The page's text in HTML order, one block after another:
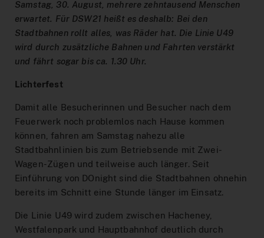
Service im Fahrzeug
Barrierefreiheit
AnrufSammelTaxi
Führerscheinaktion
Interaktiver Liniennetzplan
Netzplan zum Einbinden
Foto- und Drehgenehmigungen
Vorteilswelt
Downloads
Karriere
Blog
Leichte Sprache
Interaktiver Liniennetzplan
Zum Ticketshop
News/Presse
Samstag, 30. August, mehrere zehntausend Menschen
erwartet. Für DSW21 heißt es deshalb: Bei den
Stadtbahnen rollt alles, was Räder hat. Die Linie U49
wird durch zusätzliche Bahnen und Fahrten verstärkt
und fährt sogar bis ca. 1.30 Uhr.
Lichterfest
Damit alle Besucherinnen und Besucher nach dem
Feuerwerk noch problemlos nach Hause kommen
können, fahren am Samstag nahezu alle
Stadtbahnlinien bis zum Betriebsende mit Zwei-
Wagen-Zügen und teilweise auch länger. Seit
Einführung von DOnight sind die Stadtbahnen ohnehin
bereits im Schnitt eine Stunde länger im Einsatz.
Die Linie U49 wird zudem zwischen Hacheney,
Westfalenpark und Hauptbahnhof deutlich durch